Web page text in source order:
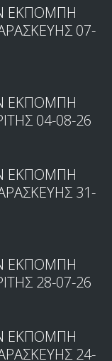
ΕΚΠΟΜΠΗ
07-
ΕΚΠΟΜΠΗ
04-08-26
ΕΚΠΟΜΠΗ
31-
ΕΚΠΟΜΠΗ
28-07-26
ΕΚΠΟΜΠΗ
24-